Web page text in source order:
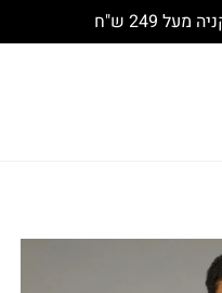
249 ש"ח